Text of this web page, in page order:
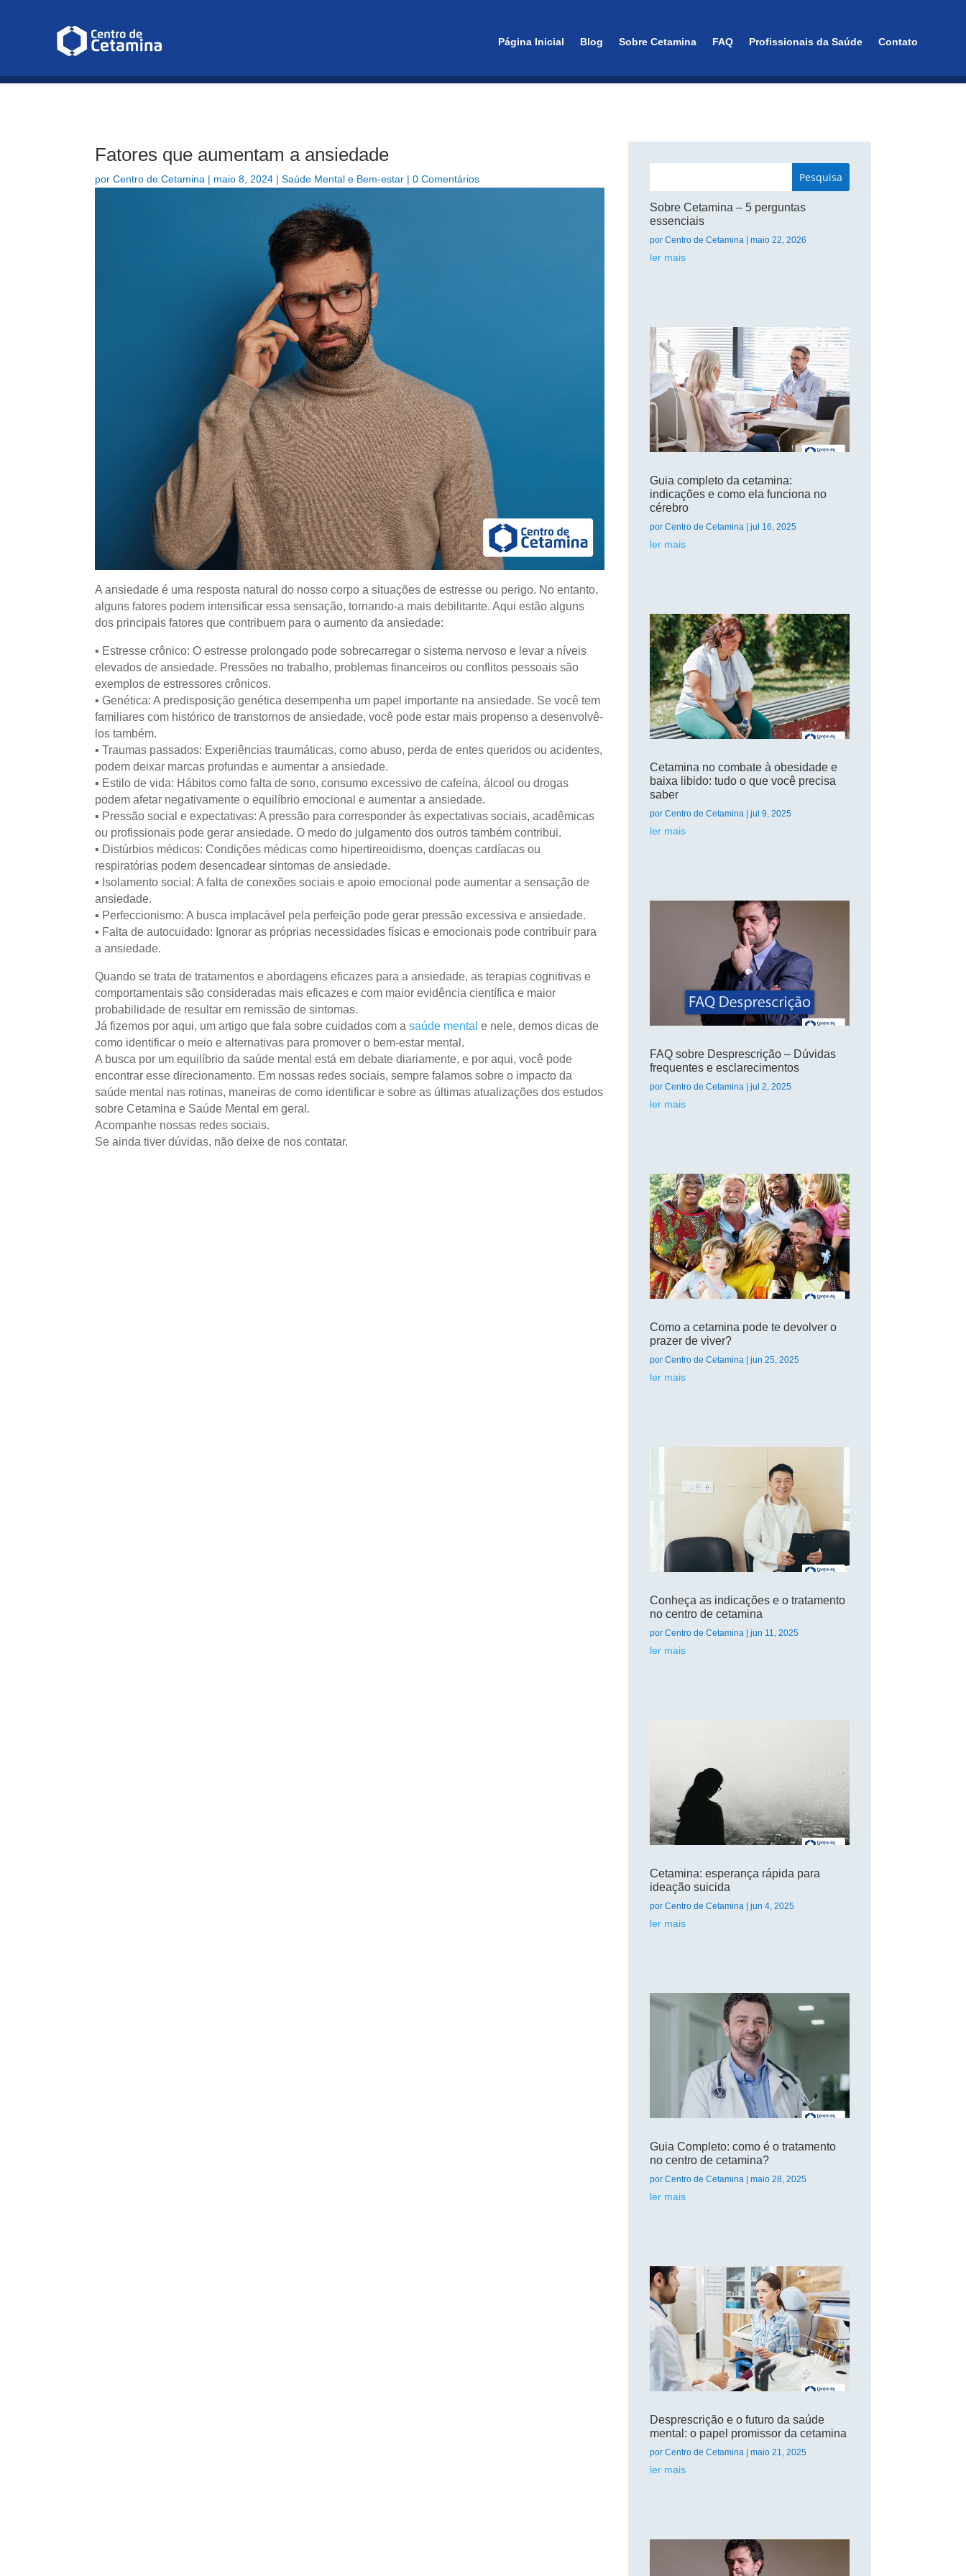
Página Inicial Blog Sobre Cetamina FAQ Profissionais da Saúde Contato
Fatores que aumentam a ansiedade
por Centro de Cetamina | maio 8, 2024 | Saúde Mental e Bem-estar | 0 Comentários
A ansiedade é uma resposta natural do nosso corpo a situações de estresse ou perigo. No entanto,
alguns fatores podem intensificar essa sensação, tornando-a mais debilitante. Aqui estão alguns
dos principais fatores que contribuem para o aumento da ansiedade:
▪️ Estresse crônico: O estresse prolongado pode sobrecarregar o sistema nervoso e levar a níveis
elevados de ansiedade. Pressões no trabalho, problemas financeiros ou conflitos pessoais são
exemplos de estressores crônicos.
▪️ Genética: A predisposição genética desempenha um papel importante na ansiedade. Se você tem
familiares com histórico de transtornos de ansiedade, você pode estar mais propenso a desenvolvê-
los também.
▪️ Traumas passados: Experiências traumáticas, como abuso, perda de entes queridos ou acidentes,
podem deixar marcas profundas e aumentar a ansiedade.
▪️ Estilo de vida: Hábitos como falta de sono, consumo excessivo de cafeína, álcool ou drogas
podem afetar negativamente o equilíbrio emocional e aumentar a ansiedade.
▪️ Pressão social e expectativas: A pressão para corresponder às expectativas sociais, acadêmicas
ou profissionais pode gerar ansiedade. O medo do julgamento dos outros também contribui.
▪️ Distúrbios médicos: Condições médicas como hipertireoidismo, doenças cardíacas ou
respiratórias podem desencadear sintomas de ansiedade.
▪️ Isolamento social: A falta de conexões sociais e apoio emocional pode aumentar a sensação de
ansiedade.
▪️ Perfeccionismo: A busca implacável pela perfeição pode gerar pressão excessiva e ansiedade.
▪️ Falta de autocuidado: Ignorar as próprias necessidades físicas e emocionais pode contribuir para
a ansiedade.
Quando se trata de tratamentos e abordagens eficazes para a ansiedade, as terapias cognitivas e
comportamentais são consideradas mais eficazes e com maior evidência científica e maior
probabilidade de resultar em remissão de sintomas.
Já fizemos por aqui, um artigo que fala sobre cuidados com a saúde mental e nele, demos dicas de
como identificar o meio e alternativas para promover o bem-estar mental.
A busca por um equilíbrio da saúde mental está em debate diariamente, e por aqui, você pode
encontrar esse direcionamento. Em nossas redes sociais, sempre falamos sobre o impacto da
saúde mental nas rotinas, maneiras de como identificar e sobre as últimas atualizações dos estudos
sobre Cetamina e Saúde Mental em geral.
Acompanhe nossas redes sociais.
Se ainda tiver dúvidas, não deixe de nos contatar.
Sobre Cetamina – 5 perguntas
essenciais
por Centro de Cetamina| maio 22, 2026
ler mais
Guia completo da cetamina:
indicações e como ela funciona no
cérebro
por Centro de Cetamina| jul 16, 2025
ler mais
Cetamina no combate à obesidade e
baixa libido: tudo o que você precisa
saber
por Centro de Cetamina| jul 9, 2025
ler mais
FAQ sobre Desprescrição – Dúvidas
frequentes e esclarecimentos
por Centro de Cetamina| jul 2, 2025
ler mais
Como a cetamina pode te devolver o
prazer de viver?
por Centro de Cetamina| jun 25, 2025
ler mais
Conheça as indicações e o tratamento
no centro de cetamina
por Centro de Cetamina| jun 11, 2025
ler mais
Cetamina: esperança rápida para
ideação suicida
por Centro de Cetamina| jun 4, 2025
ler mais
Guia Completo: como é o tratamento
no centro de cetamina?
por Centro de Cetamina| maio 28, 2025
ler mais
Desprescrição e o futuro da saúde
mental: o papel promissor da cetamina
por Centro de Cetamina| maio 21, 2025
ler mais